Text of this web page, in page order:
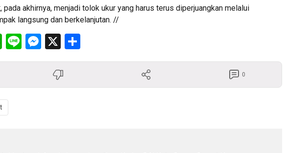
pada akhirnya, menjadi tolok ukur yang harus terus diperjuangkan melalui
langsung dan berkelanjutan. //
WhatsApp
LineMessenger
X
0